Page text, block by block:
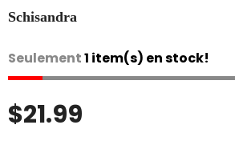
Schisandra
Seulement1 item(s) en stock!
$21.99